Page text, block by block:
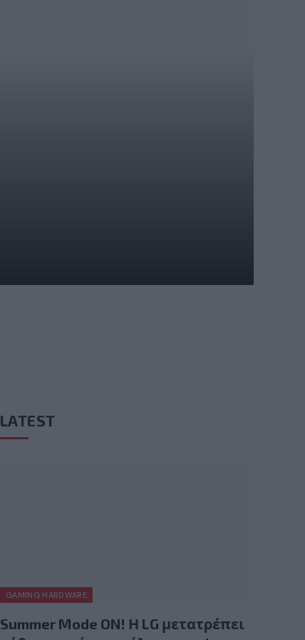
LATEST
GAMING HARDWARE
Summer Mode ON! Η LG μετατρέπει